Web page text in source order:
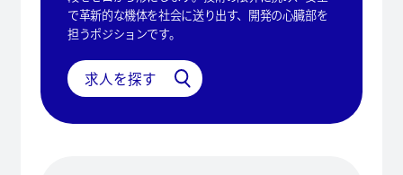
で革新的な機体を社会に送り出す、開発の心臓部を
担うポジションです。
求人を探す